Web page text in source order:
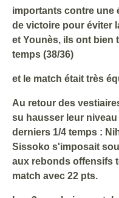
importants contre une
de victoire pour éviter
et Younès, ils ont bien
temps (38/36)
et le match était très
Au retour des
su hausser leur
derniers 1/4 temps :
Sissoko s'imposait
aux rebonds offensifs
match avec 22 pts.